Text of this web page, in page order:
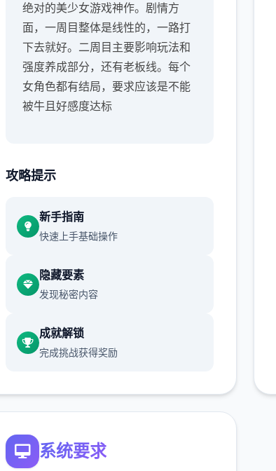
绝对的美少女游戏神作。剧情方
面，一周目整体是线性的，一路打
下去就好。二周目主要影响玩法和
强度养成部分，还有老板线。每个
女角色都有结局，要求应该是不能
被牛且好感度达标
攻略提示
新手指南
快速上手基础操作
隐藏要素
发现秘密内容
成就解锁
完成挑战获得奖励
系统要求